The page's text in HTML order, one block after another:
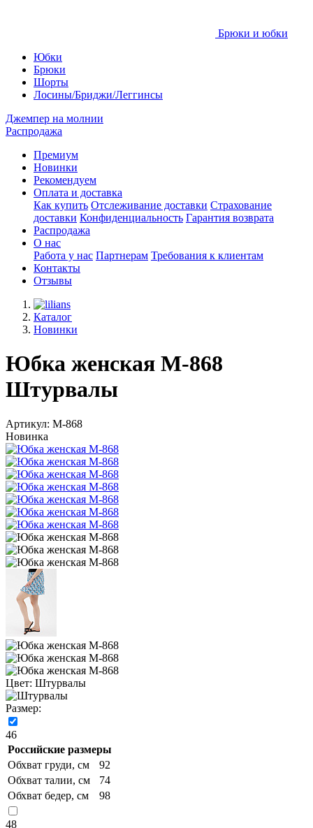
Брюки и юбки
Юбки
Брюки
Шорты
Лосины/Бриджи/Леггинсы
Джемпер на молнии
Распродажа
Премиум
Новинки
Рекомендуем
Оплата и доставка
Как купить Отслеживание доставки Страхование
доставки Конфиденциальность Гарантия возврата
Распродажа
О нас
Работа у нас Партнерам Требования к клиентам
Контакты
Отзывы
Каталог
Новинки
Юбка женская М-868
Штурвалы
Артикул: М-868
Новинка
Цвет: Штурвалы
Размер:
46
Российские размеры
Обхват груди, см
92
Обхват талии, см
74
Обхват бедер, см
98
48